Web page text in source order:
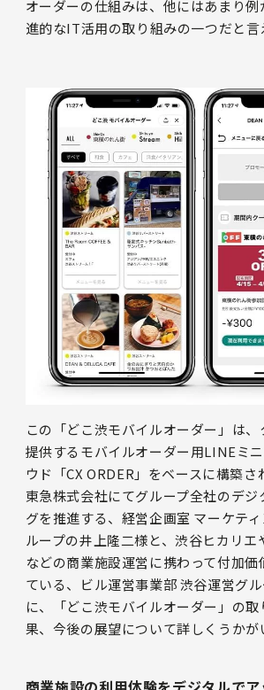
オーダーの仕組みは、他にはあまり
進的なIT活用の取り組みの一つだと言
この「どこ渋モバイルオーダー」は
提供するモバイルオーダー用LINEミ
ウド「CX ORDER」をベースに構築さ
東急株式会社にてグループ全社のデジ
グを推進する、経営企画室 マーケテ
ループの井上隆二様と、渋谷ヒカリエ
などの商業施設運営に携わって付加
ている、ビル運営事業部 渋谷運営グ
に、「どこ渋モバイルオーダー」の
果、今後の展望について詳しくうかが